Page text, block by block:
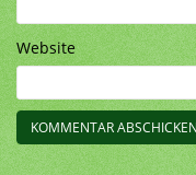
Website